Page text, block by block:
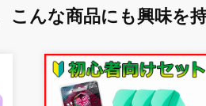
こんな商品にも興味を